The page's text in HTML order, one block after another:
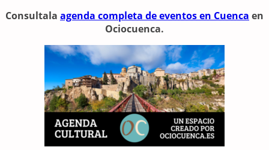
Consultala agenda completa de eventos en Cuenca en
Ociocuenca.